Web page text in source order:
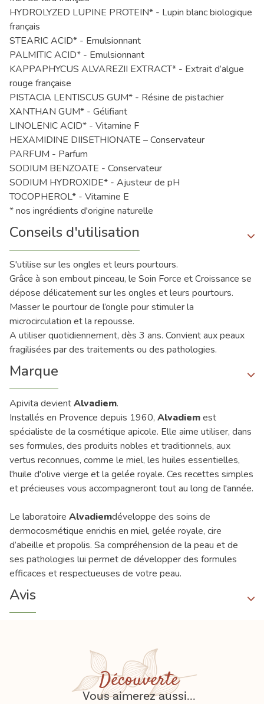
HYDROLYZED LUPINE PROTEIN* - Lupin blanc biologique
français
STEARIC ACID* - Emulsionnant
PALMITIC ACID* - Emulsionnant
KAPPAPHYCUS ALVAREZII EXTRACT* - Extrait d’algue
rouge française
PISTACIA LENTISCUS GUM* - Résine de pistachier
XANTHAN GUM* - Gélifiant
LINOLENIC ACID* - Vitamine F
HEXAMIDINE DIISETHIONATE – Conservateur
PARFUM - Parfum
SODIUM BENZOATE - Conservateur
SODIUM HYDROXIDE* - Ajusteur de pH
TOCOPHEROL* - Vitamine E
* nos ingrédients d'origine naturelle
Conseils d'utilisation
S'utilise sur les ongles et leurs pourtours.
Grâce à son embout pinceau, le Soin Force et Croissance se
dépose délicatement sur les ongles et leurs pourtours.
Masser le pourtour de l’ongle pour stimuler la
microcirculation et la repousse.
A utiliser quotidiennement, dès 3 ans. Convient aux peaux
fragilisées par des traitements ou des pathologies.
Marque
Apivita devientAlvadiem.
Installés en Provence depuis 1960, Alvadiemest
spécialiste de la cosmétique apicole. Elle aime utiliser, dans
ses formules, des produits nobles et traditionnels, aux
vertus reconnues, comme le miel, les huiles essentielles,
l'huile d'olive vierge et la gelée royale. Ces recettes simples
et précieuses vous accompagneront tout au long de l'année.
Le laboratoire Alvadiemdéveloppe des soins de
dermocosmétique enrichis en miel, gelée royale, cire
d’abeille et propolis. Sa compréhension de la peau et de
ses pathologies lui permet de développer des formules
efficaces et respectueuses de votre peau.
Avis
Découverte
Vous aimerez aussi...